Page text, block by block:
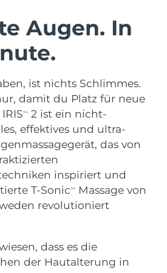
Augen. In
ist nichts Schlimmes.
damit du Platz für neue
TM
2 ist ein nicht-
effektives und ultra-
das von
inspiriert und
T-SonicTM
Massage von
revolutioniert
dass es die
der Hautalterung in
4 Set
massage
4 Plus
LED heating
2 Set
toning
2 go
toning on-the-go
3 Set
hydration
and red light therapy
Mundpflege
4
sonic toothbrush
silicone sonic toothbrush
BEHANDLUNG
LED-Behandlungen
NEW
Erwartete Lieferung
Erwartete Lieferung
Erwartete Lieferung8/12/26
Erwartete Lieferung
Erwartete Lieferung
Erwartete Lieferung8/17/26
Erwartete Lieferung